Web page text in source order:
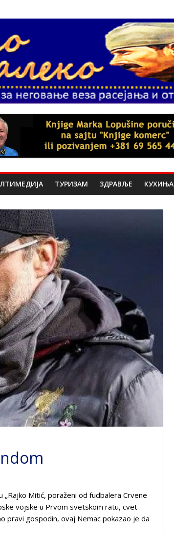
ТУРИЗАМ ЗДРАВЉЕ КУХИЊА
Mitić, poraženi od fudbalera Crvene
vojske u Prvom svetskom ratu, cvet
pravi gospodin, ovaj Nemac pokazao je da